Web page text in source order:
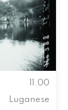
11.00
Luganese